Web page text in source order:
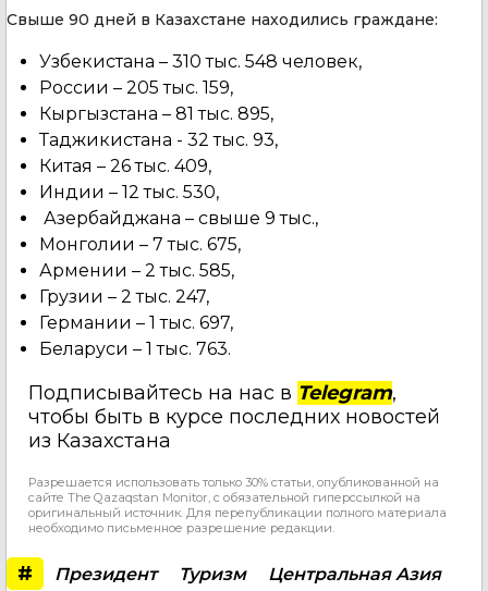
Cвыше 90 дней в Казахстане находились граждане:
Узбекистана – 310 тыс. 548 человек,
России – 205 тыс. 159,
Кыргызстана – 81 тыс. 895,
Таджикистана - 32 тыс. 93,
Китая – 26 тыс. 409,
Индии – 12 тыс. 530,
Азербайджана – свыше 9 тыс.,
Монголии – 7 тыс. 675,
Армении – 2 тыс. 585,
Грузии – 2 тыс. 247,
Германии – 1 тыс. 697,
Беларуси – 1 тыс. 763.
Подписывайтесь на нас в Telegram,
чтобы быть в курсе последних новостей
из Казахстана
Разрешается использовать только 30% статьи, опубликованной на
сайте The Qazaqstan Monitor, с обязательной гиперссылкой на
оригинальный источник. Для перепубликации полного материала
необходимо письменное разрешение редакции.
# Президент Туризм
Центральная Азия